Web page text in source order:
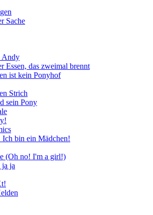
Sache
Andy
Essen, das zweimal brennt
ist kein Ponyhof
Strich
sein Pony
Ich bin ein Mädchen!
(Oh no! I'm a girl!)
ja